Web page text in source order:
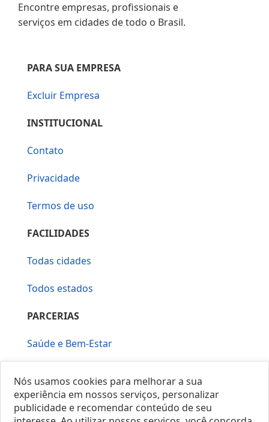
Encontre empresas, profissionais e
serviços em cidades de todo o Brasil.
PARA SUA EMPRESA
Excluir Empresa
INSTITUCIONAL
Contato
Privacidade
Termos de uso
FACILIDADES
Todas cidades
Todos estados
PARCERIAS
Saúde e Bem-Estar
Nós usamos cookies para melhorar a sua
experiência em nossos serviços, personalizar
publicidade e recomendar conteúdo de seu